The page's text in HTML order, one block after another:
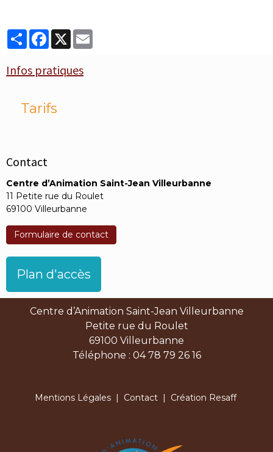
PartagerFacebook
X
Infos pratiques
Tarifs
Contact
Centre d’Animation Saint-Jean Villeurbanne
11 Petite rue du Roulet
69100 Villeurbanne
Formulaire de contact
Plan d'accès
Centre d’Animation Saint-Jean Villeurbanne
Petite rue du Roulet
69100 Villeurbanne
Téléphone : 04 78 79 26 16
Mentions Légales| Contact| Création Resaff